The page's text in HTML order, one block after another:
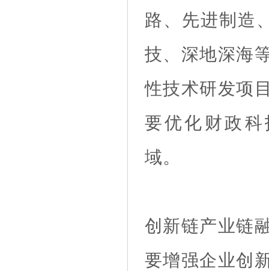
路、先进制造
技、深地深海
性技术研发项
要优化财政
域。
创新链产业链
要增强企业创